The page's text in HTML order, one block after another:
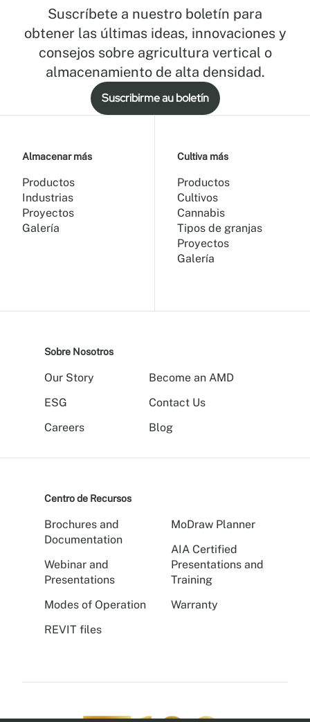
Suscríbete a nuestro boletín para
obtener las últimas ideas, innovaciones y
consejos sobre agricultura vertical o
almacenamiento de alta densidad.
Suscribirme au boletín
Almacenar más
Productos
Industrias
Proyectos
Galería
Cultiva más
Productos
Cultivos
Cannabis
Tipos de granjas
Proyectos
Galería
Sobre Nosotros
Our Story
ESG
Careers
Become an AMD
Contact Us
Blog
Centro de Recursos
Brochures and
Documentation
Webinar and
Presentations
Modes of Operation
REVIT files
MoDraw Planner
AIA Certified
Presentations and
Training
Warranty